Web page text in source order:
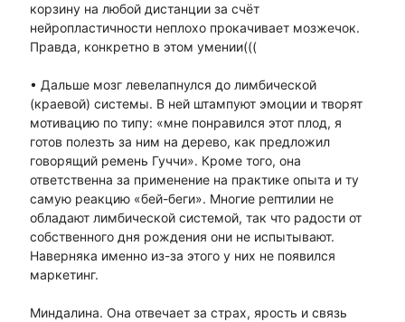
корзину на любой дистанции за счёт
нейропластичности неплохо прокачивает мозжечок.
Правда, конкретно в этом умении(((
• Дальше мозг левелапнулся до лимбической
(краевой) системы. В ней штампуют эмоции и творят
мотивацию по типу: «мне понравился этот плод, я
готов полезть за ним на дерево, как предложил
говорящий ремень Гуччи». Кроме того, она
ответственна за применение на практике опыта и ту
самую реакцию «бей-беги». Многие рептилии не
обладают лимбической системой, так что радости от
собственного дня рождения они не испытывают.
Наверняка именно из-за этого у них не появился
маркетинг.
Миндалина. Она отвечает за страх, ярость и связь